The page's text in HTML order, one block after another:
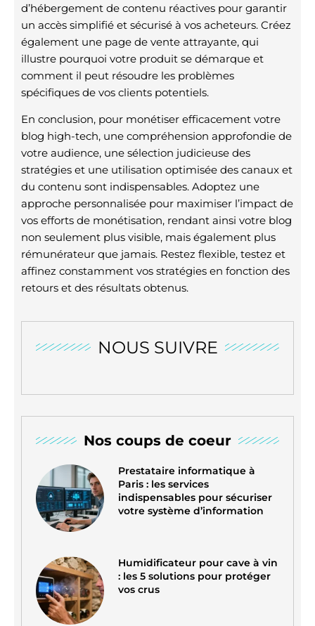
NOUS SUIVRE
Nos coups de coeur
Prestataire informatique à
Paris : les services
indispensables pour sécuriser
votre système d’information
Humidificateur pour cave à vin
: les 5 solutions pour protéger
vos crus
d’hébergement de contenu réactives pour garantir
un accès simplifié et sécurisé à vos acheteurs. Créez
également une page de vente attrayante, qui
illustre pourquoi votre produit se démarque et
comment il peut résoudre les problèmes
spécifiques de vos clients potentiels.
En conclusion, pour monétiser efficacement votre
blog high-tech, une compréhension approfondie de
votre audience, une sélection judicieuse des
stratégies et une utilisation optimisée des canaux et
du contenu sont indispensables. Adoptez une
approche personnalisée pour maximiser l’impact de
vos efforts de monétisation, rendant ainsi votre blog
non seulement plus visible, mais également plus
rémunérateur que jamais. Restez flexible, testez et
affinez constamment vos stratégies en fonction des
retours et des résultats obtenus.